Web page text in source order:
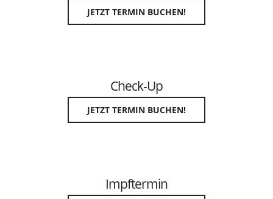
JETZT TERMIN BUCHEN!
Check-Up
JETZT TERMIN BUCHEN!
Impftermin